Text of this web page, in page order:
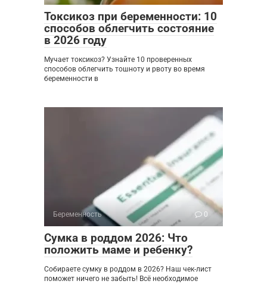
Токсикоз при беременности: 10
способов облегчить состояние
в 2026 году
Мучает токсикоз? Узнайте 10 проверенных
способов облегчить тошноту и рвоту во время
беременности в
Беременность 0
Сумка в роддом 2026: Что
положить маме и ребенку?
Собираете сумку в роддом в 2026? Наш чек-лист
поможет ничего не забыть! Всё необходимое